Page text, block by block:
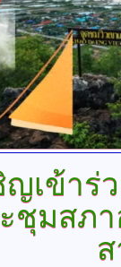
ญเข้าร่
ชุมสภ